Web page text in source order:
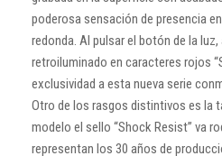
poderosa sensación de presencia
redonda. Al pulsar el botón de la
retroiluminado en caracteres rojos
exclusividad a esta nueva serie
Otro de los rasgos distintivos es la
modelo el sello “Shock Resist” va
representan los 30 años de